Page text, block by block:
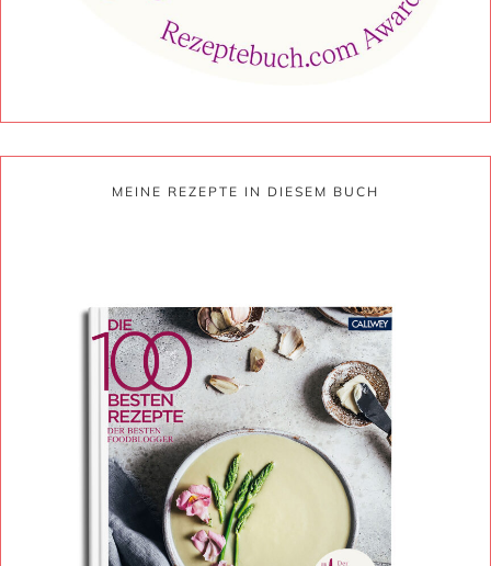
MEINE REZEPTE IN DIESEM BUCH